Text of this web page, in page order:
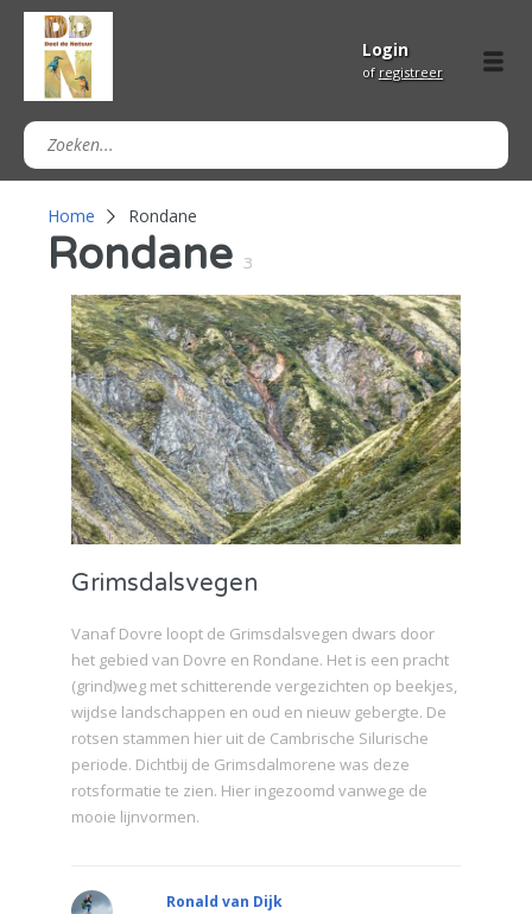
Login
of registreer
Home Rondane
Rondane 3
Grimsdalsvegen
Vanaf Dovre loopt de Grimsdalsvegen dwars door
het gebied van Dovre en Rondane. Het is een pracht
(grind)weg met schitterende vergezichten op beekjes,
wijdse landschappen en oud en nieuw gebergte. De
rotsen stammen hier uit de Cambrische Silurische
periode. Dichtbij de Grimsdalmorene was deze
rotsformatie te zien. Hier ingezoomd vanwege de
mooie lijnvormen.
Ronald van Dijk